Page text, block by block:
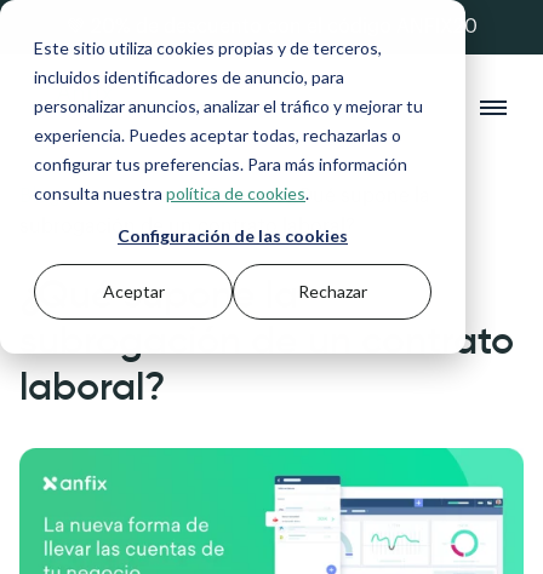
Este sitio utiliza cookies propias y de terceros,
incluidos identificadores de anuncio, para
personalizar anuncios, analizar el tráfico y mejorar tu
experiencia. Puedes aceptar todas, rechazarlas o
configurar tus preferencias. Para más información
consulta nuestra política de cookies.
Configuración de las cookies
Aceptar Rechazar
💚 20% de descuento con el código ANFIX20
Blog >Autónomos y Pymes >¿Qué supone la
subrogación de un contrato laboral?
¿Qué supone la
subrogación de un contrato
laboral?